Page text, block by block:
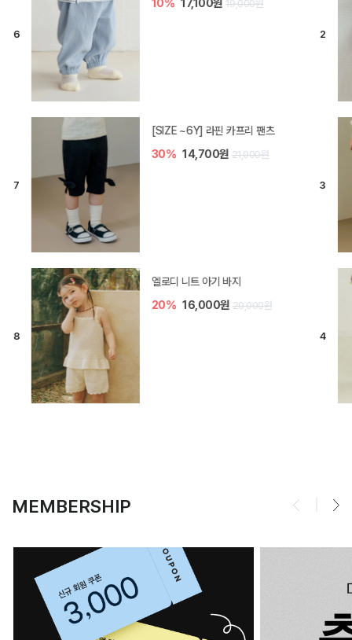
10% 17,100원 19,000원
[SIZE ~6Y] 라핀 카프리 팬츠
30% 14,700원 21,000원
엘로디 니트 아기 바지
20% 16,000원 20,000원
MEMBERSHIP